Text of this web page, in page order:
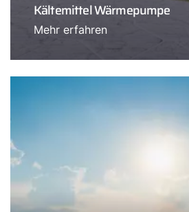
Kältemittel Wärmepumpe
Mehr erfahren